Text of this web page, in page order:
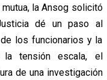
la Ansog solicitó
dé un paso al
los funcionarios y la
la tensión escala, el
de una investigación